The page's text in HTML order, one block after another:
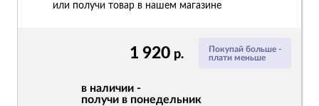
Покупай больше -
плати меньше
1 920 р.
в наличии -
получи в понедельник
или получи товар в нашем магазине